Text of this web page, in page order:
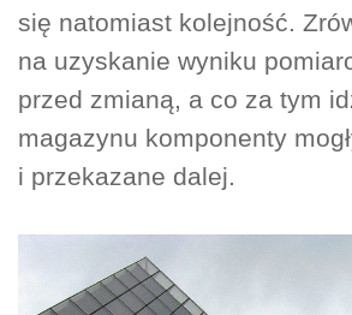
się natomiast kolejność.
na uzyskanie wyniku
przed zmianą, a co za tym
magazynu komponenty
i przekazane dalej.